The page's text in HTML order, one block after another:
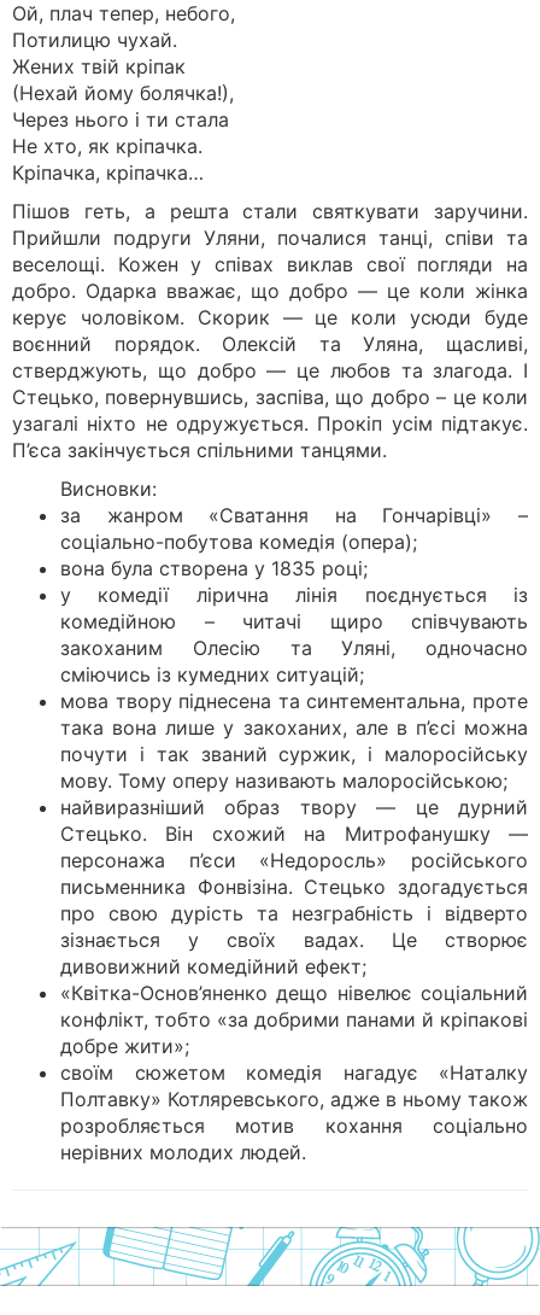
Ой, плач тепер, небого,
Потилицю чухай.
Жених твій кріпак
(Нехай йому болячка!),
Через нього і ти стала
Не хто, як кріпачка.
Кріпачка, кріпачка…
Пішов геть, а решта стали святкувати заручини.
Прийшли подруги Уляни, почалися танці, співи та
веселощі. Кожен у співах виклав свої погляди на
добро. Одарка вважає, що добро — це коли жінка
керує чоловіком. Скорик — це коли усюди буде
воєнний порядок. Олексій та Уляна, щасливі,
стверджують, що добро — це любов та злагода. І
Стецько, повернувшись, заспіва, що добро – це коли
узагалі ніхто не одружується. Прокіп усім підтакує.
П’єса закінчується спільними танцями.
Висновки:
за жанром «Сватання на Гончарівці» –
соціально-побутова комедія (опера);
вона була створена у 1835 році;
у комедії лірична лінія поєднується із
комедійною – читачі щиро співчувають
закоханим Олесію та Уляні, одночасно
сміючись із кумедних ситуацій;
мова твору піднесена та синтементальна, проте
така вона лише у закоханих, але в п’єсі можна
почути і так званий суржик, і малоросійську
мову. Тому оперу називають малоросійською;
найвиразніший образ твору — це дурний
Стецько. Він схожий на Митрофанушку —
персонажа п’єси «Недоросль» російського
письменника Фонвізіна. Стецько здогадується
про свою дурість та незграбність і відверто
зізнається у своїх вадах. Це створює
дивовижний комедійний ефект;
«Квітка-Основ’яненко дещо нівелює соціальний
конфлікт, тобто «за добрими панами й кріпакові
добре жити»;
своїм сюжетом комедія нагадує «Наталку
Полтавку» Котляревського, адже в ньому також
розробляється мотив кохання соціально
нерівних молодих людей.